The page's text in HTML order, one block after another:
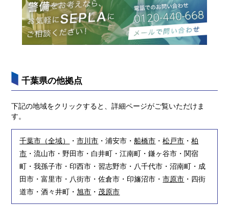
千葉県の他拠点
下記の地域をクリックすると、詳細ページがご覧いただけま
す。
千葉市（全域） ・市川市 ・浦安市・船橋市 ・松戸市 ・柏
市 ・流山市・野田市・白井町・江南町・鎌ヶ谷市・関宿
町・我孫子市・印西市・習志野市・八千代市・沼南町・成
田市・富里市・八街市・佐倉市・印旛沼市・市原市 ・四街
道市・酒々井町・旭市 ・ 茂原市